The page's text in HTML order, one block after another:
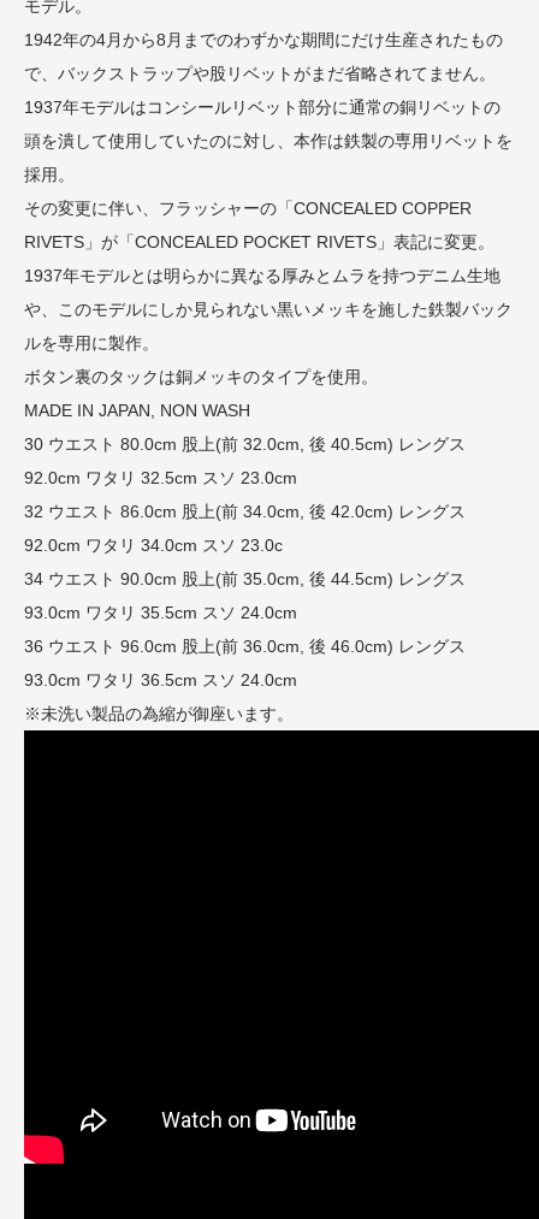
モデル。
1942年の4月から8月までのわずかな期間にだけ生産されたもの
で、バックストラップや股リベットがまだ省略されてません。
1937年モデルはコンシールリベット部分に通常の銅リベットの
頭を潰して使用していたのに対し、本作は鉄製の専用リベットを
採用。
その変更に伴い、フラッシャーの「CONCEALED COPPER
RIVETS」が「CONCEALED POCKET RIVETS」表記に変更。
1937年モデルとは明らかに異なる厚みとムラを持つデニム生地
や、このモデルにしか見られない黒いメッキを施した鉄製バック
ルを専用に製作。
ボタン裏のタックは銅メッキのタイプを使用。
MADE IN JAPAN, NON WASH
30 ウエスト 80.0cm 股上(前 32.0cm, 後 40.5cm) レングス
92.0cm ワタリ 32.5cm スソ 23.0cm
32 ウエスト 86.0cm 股上(前 34.0cm, 後 42.0cm) レングス
92.0cm ワタリ 34.0cm スソ 23.0c
34 ウエスト 90.0cm 股上(前 35.0cm, 後 44.5cm) レングス
93.0cm ワタリ 35.5cm スソ 24.0cm
36 ウエスト 96.0cm 股上(前 36.0cm, 後 46.0cm) レングス
93.0cm ワタリ 36.5cm スソ 24.0cm
※未洗い製品の為縮が御座います。